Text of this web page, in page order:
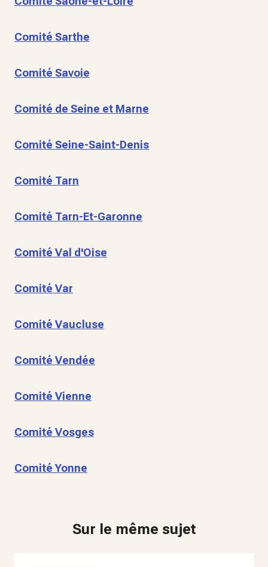
Comité Sarthe
Comité Savoie
Comité de Seine et Marne
Comité Seine-Saint-Denis
Comité Tarn
Comité Tarn-Et-Garonne
Comité Val d'Oise
Comité Var
Comité Vaucluse
Comité Vendée
Comité Vienne
Comité Vosges
Comité Yonne
Sur le même sujet